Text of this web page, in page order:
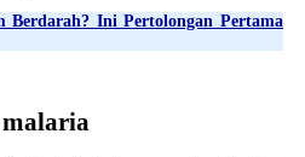
Berdarah? Ini Pertolongan Pertama